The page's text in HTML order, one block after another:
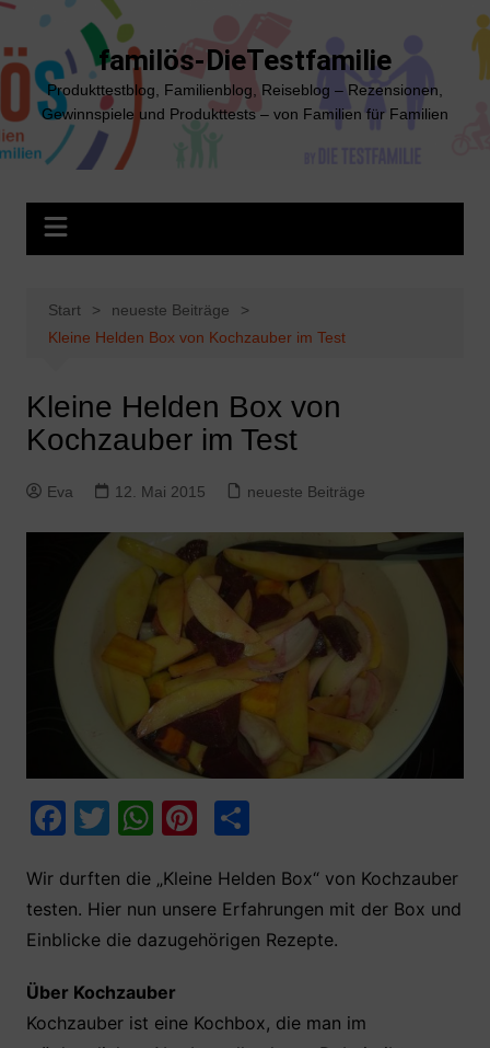
Zum
springen
familös-DieTestfamilie
Produkttestblog, Familienblog, Reiseblog – Rezensionen,
Gewinnspiele und Produkttests – von Familien für Familien
Start
neueste Beiträge
Kleine Helden Box von Kochzauber im Test
Kleine Helden Box von
Kochzauber im Test
Eva 12. Mai 2015 neueste Beiträge
F
c
e
b
o
o
T
itt
er
W
at
s
A
p
p
Pi
er
e
st
le
n
Wir durften die „Kleine Helden Box“ von Kochzauber
testen. Hier nun unsere Erfahrungen mit der Box und
Einblicke die dazugehörigen Rezepte.
Über Kochzauber
Kochzauber ist eine Kochbox, die man im